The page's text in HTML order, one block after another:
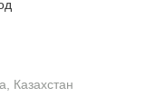
Казахстан